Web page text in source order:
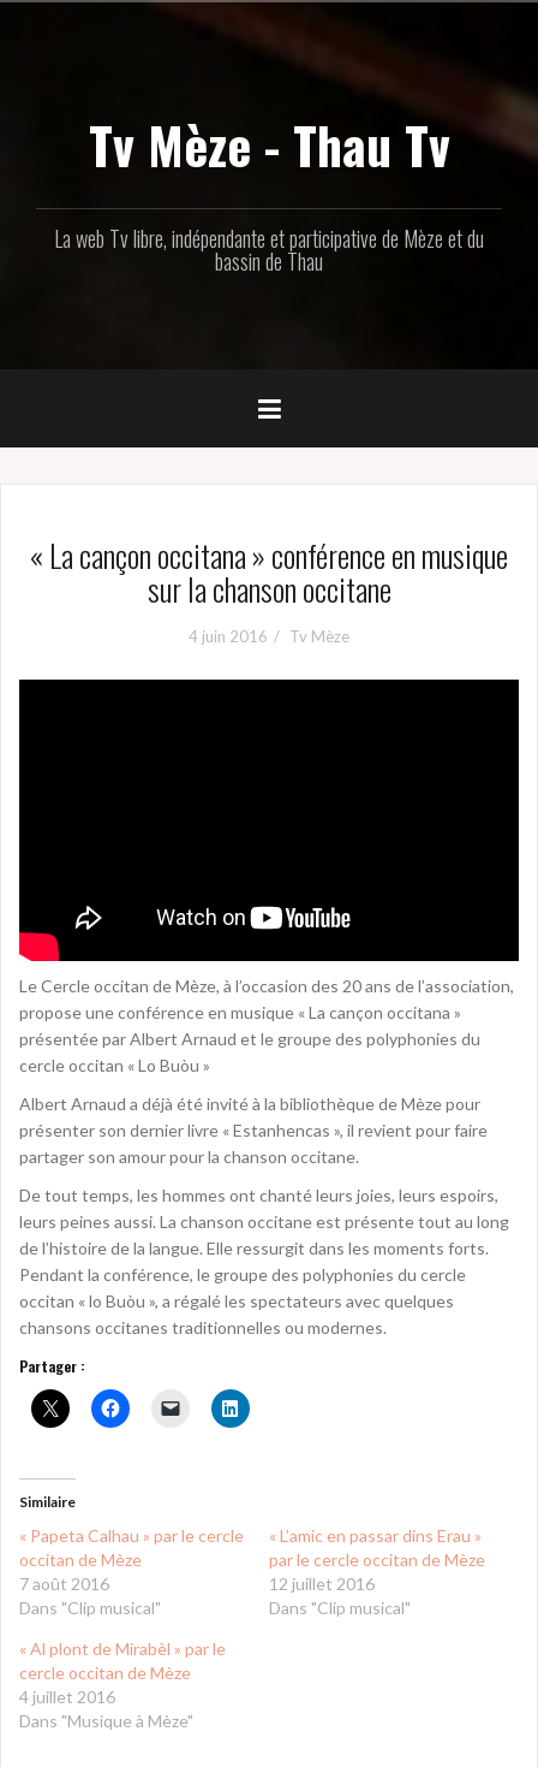
Tv Mèze - Thau Tv
La web Tv libre, indépendante et participative de Mèze et du
bassin de Thau
« La cançon occitana » conférence en musique
sur la chanson occitane
4 juin 2016 Tv Mèze
Le Cercle occitan de Mèze, à l’occasion des 20 ans de l’association,
propose une conférence en musique « La cançon occitana »
présentée par Albert Arnaud et le groupe des polyphonies du
cercle occitan « Lo Buòu »
Albert Arnaud a déjà été invité à la bibliothèque de Mèze pour
présenter son dernier livre « Estanhencas », il revient pour faire
partager son amour pour la chanson occitane.
De tout temps, les hommes ont chanté leurs joies, leurs espoirs,
leurs peines aussi. La chanson occitane est présente tout au long
de l’histoire de la langue. Elle ressurgit dans les moments forts.
Pendant la conférence, le groupe des polyphonies du cercle
occitan « lo Buòu », a régalé les spectateurs avec quelques
chansons occitanes traditionnelles ou modernes.
Partager :
Similaire
« Papeta Calhau » par le cercle
occitan de Mèze
7 août 2016
Dans "Clip musical"
« L’amic en passar dins Erau »
par le cercle occitan de Mèze
12 juillet 2016
Dans "Clip musical"
« Al plont de Mirabèl » par le
cercle occitan de Mèze
4 juillet 2016
Dans "Musique à Mèze"